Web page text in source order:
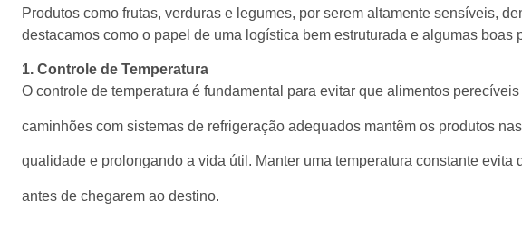
Produtos como frutas, verduras e legumes, por serem altamente sensíveis,
destacamos como o papel de uma logística bem estruturada e algumas
1. Controle de Temperatura
O controle de temperatura é fundamental para evitar que alimentos
caminhões com sistemas de refrigeração adequados mantêm os produtos
qualidade e prolongando a vida útil. Manter uma temperatura constante evita
antes de chegarem ao destino.